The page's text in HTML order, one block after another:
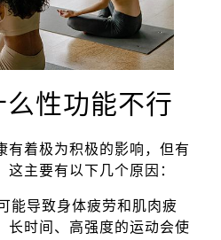
性功能不行
有着极为积极的影响，但有
这主要有以下几个原因：
能导致身体疲劳和肌肉疲
长时间、高强度的运动会使